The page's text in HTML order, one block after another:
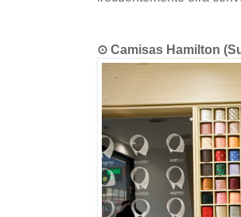
⊙ Camisas Hamilton